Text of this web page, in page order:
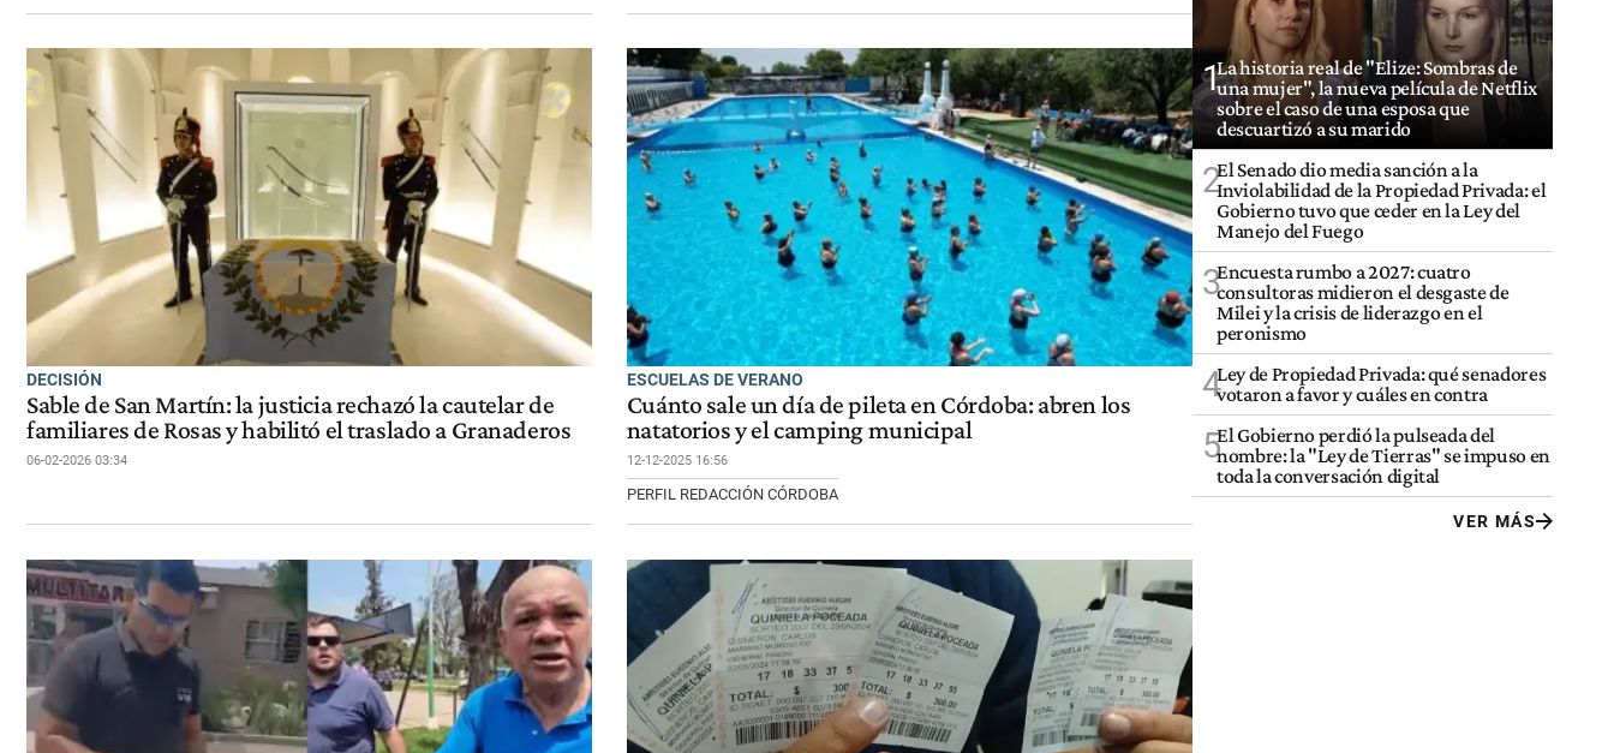
DECISIÓN
Sable de San Martín: la justicia rechazó la cautelar de
familiares de Rosas y habilitó el traslado a Granaderos
06-02-2026 03:34
ESCUELAS DE VERANO
Cuánto sale un día de pileta en Córdoba: abren los
natatorios y el camping municipal
12-12-2025 16:56
PERFIL REDACCIÓN CÓRDOBA
1La historia real de "Elize: Sombras de
una mujer", la nueva película de Netflix
sobre el caso de una esposa que
descuartizó a su marido
2El Senado dio media sanción a la
Inviolabilidad de la Propiedad Privada: el
Gobierno tuvo que ceder en la Ley del
Manejo del Fuego
3Encuesta rumbo a 2027: cuatro
consultoras midieron el desgaste de
Milei y la crisis de liderazgo en el
peronismo
4Ley de Propiedad Privada: qué senadores
votaron a favor y cuáles en contra
5El Gobierno perdió la pulseada del
nombre: la "Ley de Tierras" se impuso en
toda la conversación digital
VER MÁS